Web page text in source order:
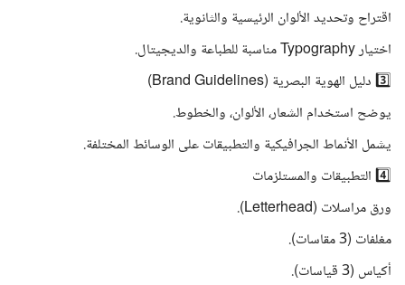
اقتراح وتحديد الألوان الرئيسية والثانوية.
اختيار Typography مناسبة للطباعة والديجيتال.
3️⃣ دليل الهوية البصرية (Brand Guidelines)
يوضح استخدام الشعار، الألوان، والخطوط.
يشمل الأنماط الجرافيكية والتطبيقات على الوسائط المختلفة.
4️⃣ التطبيقات والمستلزمات
ورق مراسلات (Letterhead).
مغلفات (3 مقاسات).
أكياس (3 قياسات).